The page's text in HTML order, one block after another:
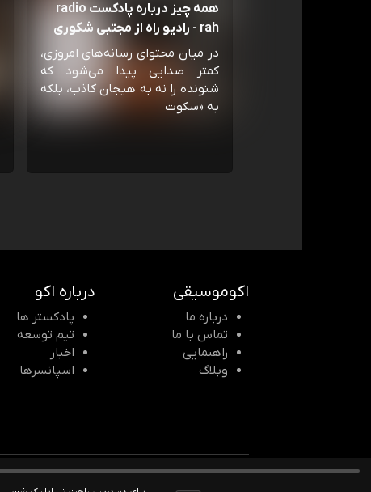
همه چیز درباره پادکست radio
rah - رادیو راه از مجتبی شکوری
در میان محتوای رسانه‌های امروزی،
کمتر صدایی پیدا می‌شود که
شنونده را نه به هیجان کاذب، بلکه
به «سکوت
اکوموسیقی
درباره ما
تماس با ما
راهنمایی
وبلاگ
درباره اکو
پادکستر ها
تیم توسعه
اخبار
اسپانسرها
© 2026 Echomusic & Podcast